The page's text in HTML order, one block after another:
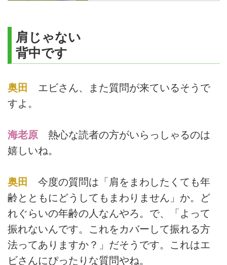
と、何十年たっても上達しません
肩じゃない
背中です
奥田
エビさん、また質問が来ているそうで
すよ。
海老原 熱心な読者の方がいらっしゃるのは
嬉しいね。
奥田
今度の質問は「肩をまわしたくても年
齢とともにどうしてもまわりません」か。ど
れぐらいの年齢の人なんやろ。で、「よって
振れないんです。これをカバーして振れる方
法ってありますか？」だそうです。これはエ
ビさんにぴったりな質問やね。